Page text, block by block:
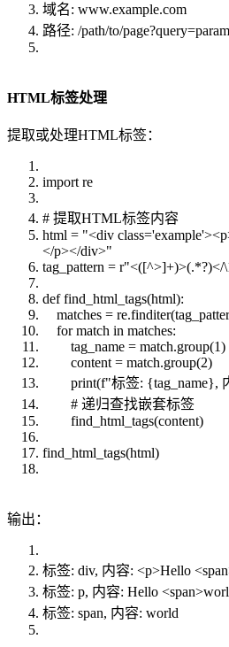
域名: www.example.com
路径: /path/to/
HTML标签处理
提取或处理HTML标签：
import re
# 提取HTML标签内容
html = "<div
</p></div>"
tag_pattern = r"<([^>]+)>(.*?)</
def find_html_tags(html):
matches =
for match in matches:
tag_name = match.group(1)
content = match.group(2)
print(f"标签: {tag_name},
# 递归查找嵌套标签
find_html_tags(content)
find_html_tags(html)
输出：
标签: div, 内容: <p>Hello
标签: p, 内容: Hello
标签: span, 内容: world